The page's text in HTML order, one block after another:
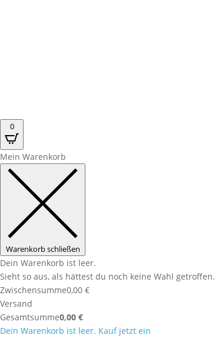
0
Mein Warenkorb
Warenkorb schließen
Dein Warenkorb ist leer.
Sieht so aus, als hättest du noch keine Wahl getroffen.
Zwischensumme0,00 €
Versand
Gesamtsumme0,00 €
Dein Warenkorb ist leer. Kauf jetzt ein